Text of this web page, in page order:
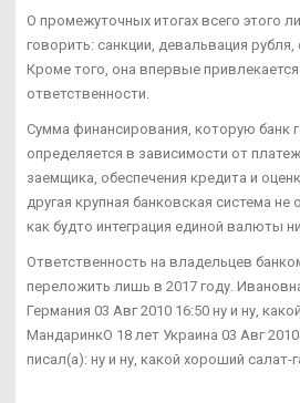
О промежуточных итогах всего этого
говорить: санкции, девальвация рубля,
Кроме того, она впервые
ответственности.
Сумма финансирования, которую банк
определяется в зависимости от
заемщика, обеспечения кредита и
другая крупная банковская система не
как будто интеграция единой валюты
Ответственность на владельцев
переложить лишь в 2017 году.
Германия 03 Авг 2010 16:50 ну и ну,
МандаринкО 18 лет Украина 03 Авг
писал(а): ну и ну, какой хороший салат-